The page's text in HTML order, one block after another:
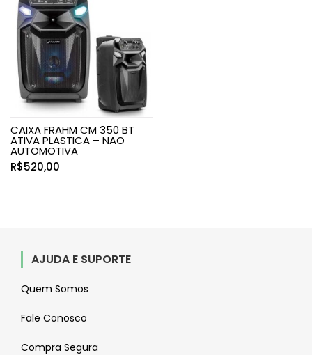
CAIXA FRAHM CM 350 BT
ATIVA PLASTICA – NAO
AUTOMOTIVA
R$520,00
AJUDA E SUPORTE
Quem Somos
Fale Conosco
Compra Segura